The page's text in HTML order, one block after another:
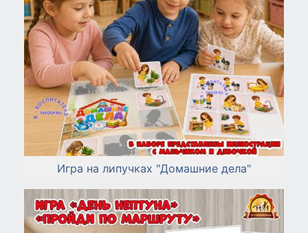
Игра на липучках "Домашние дела"